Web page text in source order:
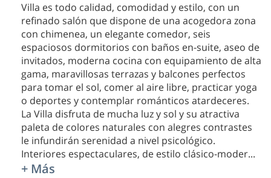
Villa es todo calidad, comodidad y estilo, con un
refinado salón que dispone de una acogedora zona
con chimenea, un elegante comedor, seis
espaciosos dormitorios con baños en-suite, aseo de
invitados, moderna cocina con equipamiento de alta
gama, maravillosas terrazas y balcones perfectos
para tomar el sol, comer al aire libre, practicar yoga
o deportes y contemplar románticos atardeceres.
La Villa disfruta de mucha luz y sol y su atractiva
paleta de colores naturales con alegres contrastes
le infundirán serenidad a nivel psicológico.
Interiores espectaculares, de estilo clásico-moder...
+ Más